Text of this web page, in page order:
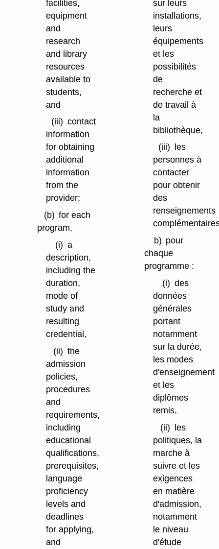
facilities,
equipment
and
research
and library
resources
available to
students,
and
(iii) contact
information
for obtaining
additional
information
from the
provider;
(b) for each
program,
(i) a
description,
including the
duration,
mode of
study and
resulting
credential,
(ii) the
admission
policies,
procedures
and
requirements,
including
educational
qualifications,
prerequisites,
language
proficiency
levels and
deadlines
for applying,
and
sur leurs
installations,
leurs
équipements
et les
possibilités
de
recherche et
de travail à
la
bibliothèque,
(iii)
les
personnes à
contacter
pour obtenir
des
renseignements
b) pour
chaque
programme :
(i) des
données
générales
portant
notamment
sur la durée,
les modes
d'enseignement
et les
diplômes
remis,
(ii) les
politiques, la
marche à
suivre et les
exigences
en matière
d'admission,
notamment
le niveau
d'étude